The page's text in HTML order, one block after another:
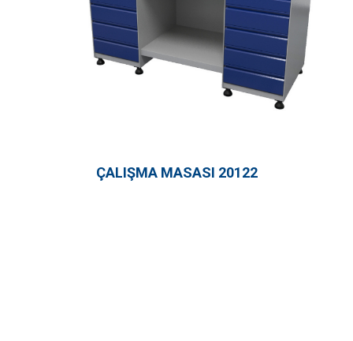
ÇALIŞMA MASASI 20122